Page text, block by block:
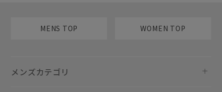
MENS TOP WOMEN TOP
メンズカテゴリ